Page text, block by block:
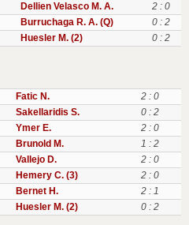
Dellien Velasco M. A.
2 : 0
Burruchaga R. A. (Q)
0 : 2
Huesler M. (2) 0 : 2
Fatic N.
2 : 0
Sakellaridis S.
0 : 2
Ymer E.
2 : 0
Brunold M.
1 : 2
Vallejo D.
2 : 0
Hemery C. (3)
2 : 0
Bernet H.
2 : 1
Huesler M. (2) 0 : 2